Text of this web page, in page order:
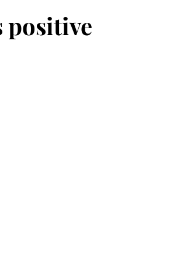
positive